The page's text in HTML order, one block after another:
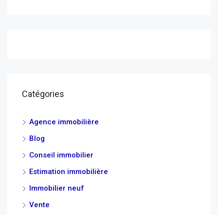
Catégories
Agence immobilière
Blog
Conseil immobilier
Estimation immobilière
Immobilier neuf
Vente